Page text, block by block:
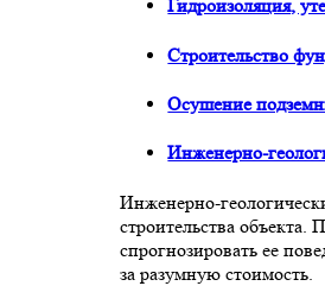
Гидроизоляция,
Строительство
Осушение
Инженерно-
Инженерно-
строительства
спрогнозировать ее
за разумную стоимость.